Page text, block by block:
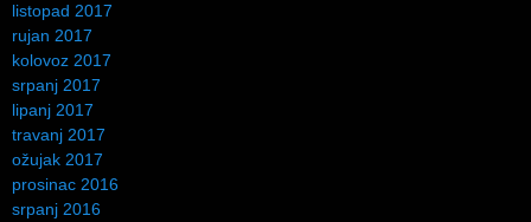
listopad 2017
rujan 2017
kolovoz 2017
srpanj 2017
lipanj 2017
travanj 2017
ožujak 2017
prosinac 2016
srpanj 2016